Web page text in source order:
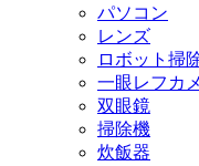
パソコン
レンズ
ロボット掃
一眼レフカ
双眼鏡
掃除機
炊飯器